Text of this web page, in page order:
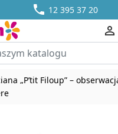
 12 395 37 20
DOSTAWA OD 13,70 ZŁ


„P’tit Filoup” –